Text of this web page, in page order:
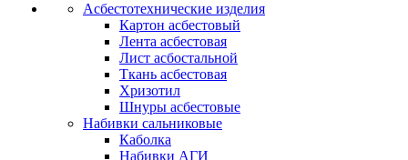
Асбестотехнические изделия
Картон асбестовый
Лента асбестовая
Лист асбостальной
Ткань асбестовая
Хризотил
Шнуры асбестовые
Набивки сальниковые
Каболка
Набивки АГИ